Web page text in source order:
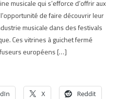
musicale qui s’efforce d’offrir aux
de faire découvrir leur
musicale dans des festivals
Ces vitrines à guichet fermé
européens […]
X Reddit